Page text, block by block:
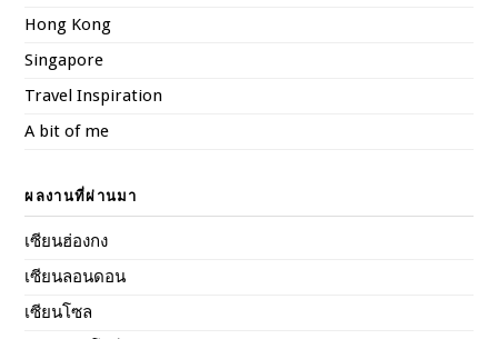
Hong Kong
Singapore
Travel Inspiration
A bit of me
ผลงานที่ผ่านมา
เซียนฮ่องกง
เซียนลอนดอน
เซียนโซล